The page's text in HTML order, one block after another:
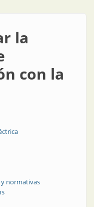
la
con la
normativas